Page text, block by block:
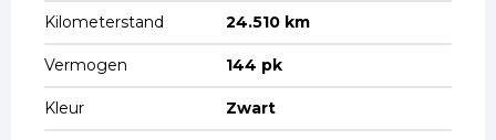
Kilometerstand 24.510 km
Vermogen 144 pk
Kleur Zwart